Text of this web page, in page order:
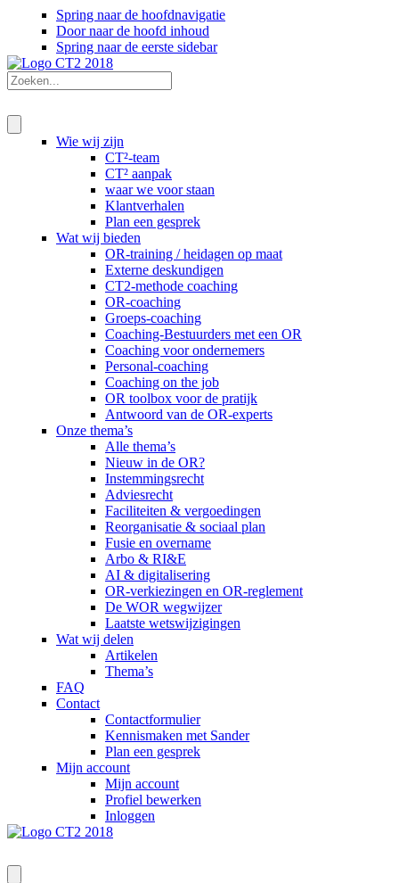
Spring naar de hoofdnavigatie
Door naar de hoofd inhoud
Spring naar de eerste sidebar
Wie wij zijn
CT²-team
CT² aanpak
waar we voor staan
Klantverhalen
Plan een gesprek
Wat wij bieden
OR-training / heidagen op maat
Externe deskundigen
CT2-methode coaching
OR-coaching
Groeps-coaching
Coaching-Bestuurders met een OR
Coaching voor ondernemers
Personal-coaching
Coaching on the job
OR toolbox voor de pratijk
Antwoord van de OR-experts
Onze thema’s
Alle thema’s
Nieuw in de OR?
Instemmingsrecht
Adviesrecht
Faciliteiten & vergoedingen
Reorganisatie & sociaal plan
Fusie en overname
Arbo & RI&E
AI & digitalisering
OR-verkiezingen en OR-reglement
De WOR wegwijzer
Laatste wetswijzigingen
Wat wij delen
Artikelen
Thema’s
FAQ
Contact
Contactformulier
Kennismaken met Sander
Plan een gesprek
Mijn account
Mijn account
Profiel bewerken
Inloggen